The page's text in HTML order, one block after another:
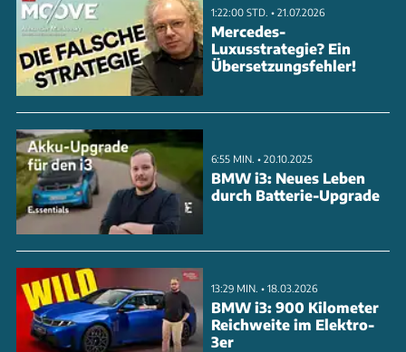
1:22:00 STD. • 21.07.2026
Mercedes-
Luxusstrategie? Ein
Übersetzungsfehler!
6:55 MIN. • 20.10.2025
BMW i3: Neues Leben
durch Batterie-Upgrade
13:29 MIN. • 18.03.2026
BMW i3: 900 Kilometer
Reichweite im Elektro-
3er